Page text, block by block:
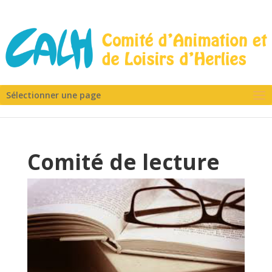
Sélectionner une page
Comité de lecture